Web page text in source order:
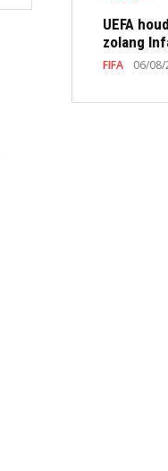
UEFA
zolang
FIFA 06/